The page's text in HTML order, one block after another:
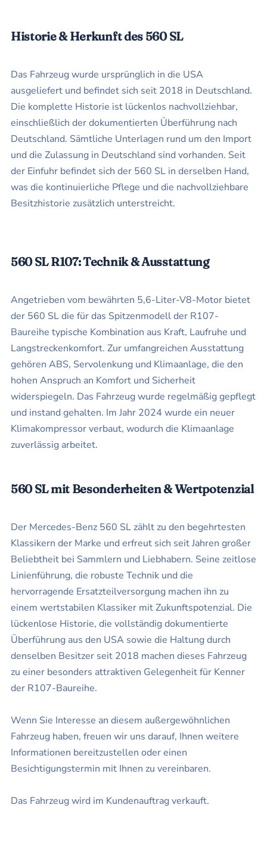
Historie & Herkunft des 560 SL
Das Fahrzeug wurde ursprünglich in die USA
ausgeliefert und befindet sich seit 2018 in Deutschland.
Die komplette Historie ist lückenlos nachvollziehbar,
einschließlich der dokumentierten Überführung nach
Deutschland. Sämtliche Unterlagen rund um den Import
und die Zulassung in Deutschland sind vorhanden. Seit
der Einfuhr befindet sich der 560 SL in derselben Hand,
was die kontinuierliche Pflege und die nachvollziehbare
Besitzhistorie zusätzlich unterstreicht.
560 SL R107: Technik & Ausstattung
Angetrieben vom bewährten 5,6-Liter-V8-Motor bietet
der 560 SL die für das Spitzenmodell der R107-
Baureihe typische Kombination aus Kraft, Laufruhe und
Langstreckenkomfort. Zur umfangreichen Ausstattung
gehören ABS, Servolenkung und Klimaanlage, die den
hohen Anspruch an Komfort und Sicherheit
widerspiegeln. Das Fahrzeug wurde regelmäßig gepflegt
und instand gehalten. Im Jahr 2024 wurde ein neuer
Klimakompressor verbaut, wodurch die Klimaanlage
zuverlässig arbeitet.
560 SL mit Besonderheiten & Wertpotenzial
Der Mercedes-Benz 560 SL zählt zu den begehrtesten
Klassikern der Marke und erfreut sich seit Jahren großer
Beliebtheit bei Sammlern und Liebhabern. Seine zeitlose
Linienführung, die robuste Technik und die
hervorragende Ersatzteilversorgung machen ihn zu
einem wertstabilen Klassiker mit Zukunftspotenzial. Die
lückenlose Historie, die vollständig dokumentierte
Überführung aus den USA sowie die Haltung durch
denselben Besitzer seit 2018 machen dieses Fahrzeug
zu einer besonders attraktiven Gelegenheit für Kenner
der R107-Baureihe.
Wenn Sie Interesse an diesem außergewöhnlichen
Fahrzeug haben, freuen wir uns darauf, Ihnen weitere
Informationen bereitzustellen oder einen
Besichtigungstermin mit Ihnen zu vereinbaren.
Das Fahrzeug wird im Kundenauftrag verkauft.